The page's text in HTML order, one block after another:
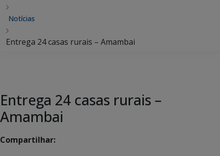
Notícias
Entrega 24 casas rurais – Amambai
Entrega 24 casas rurais –
Amambai
Compartilhar: